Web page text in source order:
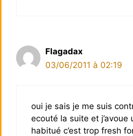
Flagadax
03/06/2011 à 02:19
oui je sais je me suis
ecouté la suite et j’avoue
habitué c’est trop fresh